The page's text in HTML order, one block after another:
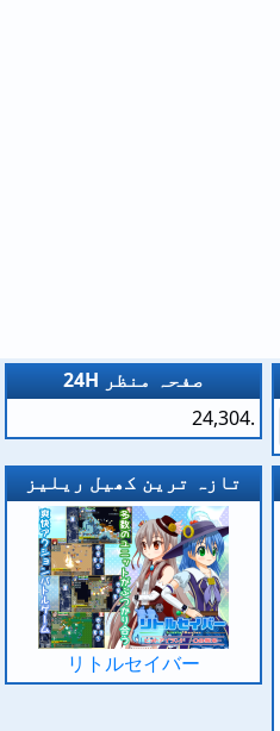
24H صفحہ منظر
24,304.
تازہ ترین کھیل ریلیز
リトルセイバー